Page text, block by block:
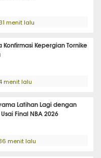
menit lalu
Kepergian Tornike
menit lalu
Latihan Lagi dengan
Final NBA 2026
menit lalu